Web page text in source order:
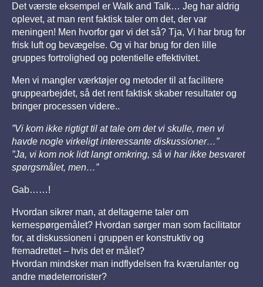
Det værste eksempel er Walk and Talk… Jeg har aldrig
oplevet, at man rent faktisk taler om det, der var
meningen! Men hvorfor gør vi det så? Tja, Vi har brug for
frisk luft og bevægelse. Og vi har brug for den lille
gruppes fortrolighed og potentielle effektivitet.
Men vi mangler værktøjer og metoder til at facilitere
gruppearbejdet, så det rent faktisk skaber resultater og
bringer processen videre..
”Vi kom ikke rigtigt til at tale om det vi skulle, men vi
havde nogle virkeligt interessante diskussioner…”
”Ja, vi kom nok lidt langt omkring, så vi har ikke besvaret
spørgsmålet, men…”
Gab……!
Hvordan sikrer man, at deltagerne taler om
kernespørgemålet? Hvordan sørger man som facilitator
for, at diskussionen i gruppen er konstruktiv og
fremadrettet – hvis det er målet?
Hvordan mindsker man indflydelsen fra kværulanter og
andre mødeterrorister?